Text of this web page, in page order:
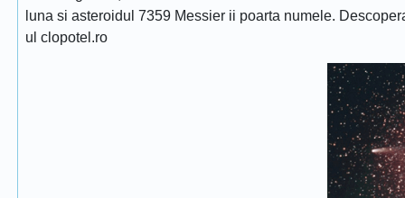
luna si asteroidul 7359 Messier ii poarta numele.
ul clopotel.ro